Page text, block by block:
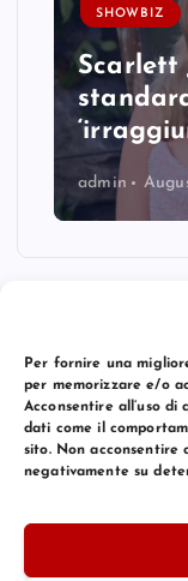
Per fornire una
per memorizzare e/o
Acconsentire all’uso
dati come il
sito. Non acconsentire
negativamente su
SHOWBIZ
Scarlett
admin